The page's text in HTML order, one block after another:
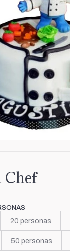
Chef
20 personas
50 personas